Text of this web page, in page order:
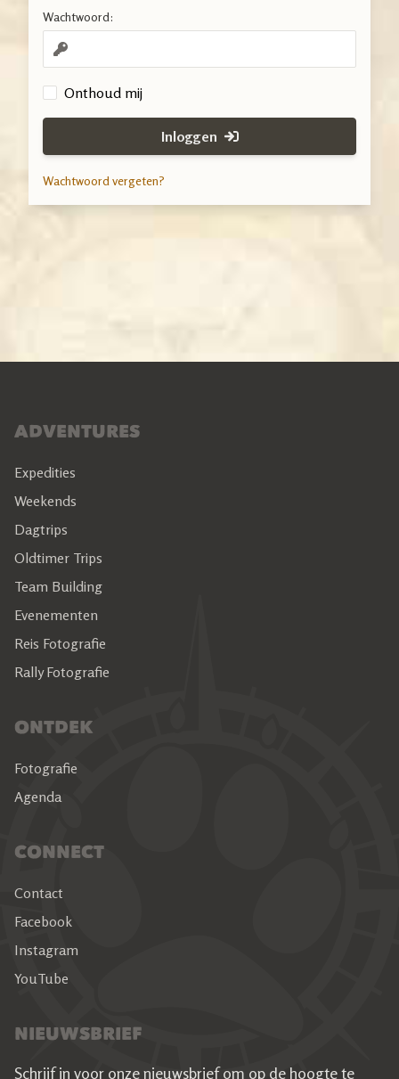
Wachtwoord:
Onthoud mij
Inloggen
Wachtwoord vergeten?
ADVENTURES
Expedities
Weekends
Dagtrips
Oldtimer Trips
Team Building
Evenementen
Reis Fotografie
Rally Fotografie
ONTDEK
Fotografie
Agenda
CONNECT
Contact
Facebook
Instagram
YouTube
NIEUWSBRIEF
Schrijf in voor onze nieuwsbrief om op de hoogte te